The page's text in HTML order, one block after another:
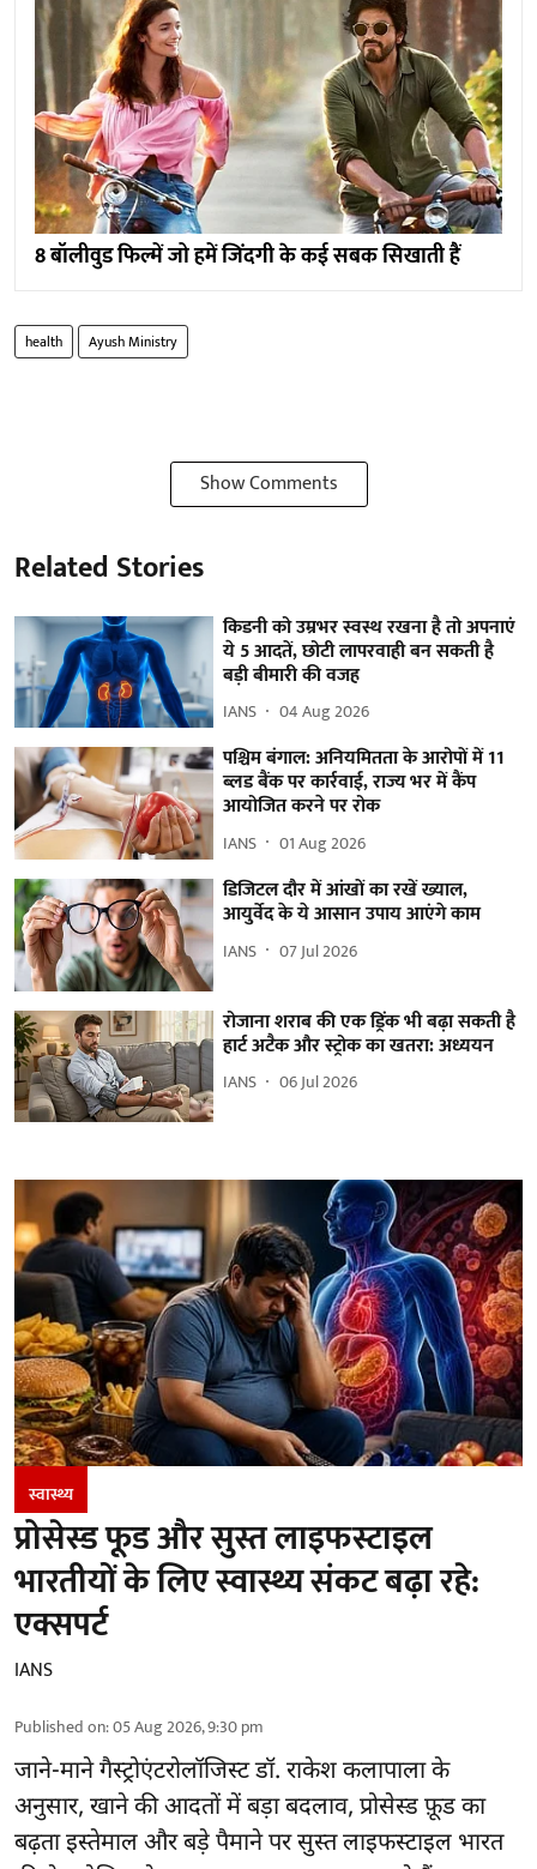
8 बॉलीवुड फिल्में जो हमें जिंदगी के कई सबक सिखाती हैं
health Ayush Ministry
Show Comments
Related Stories
किडनी को उम्रभर स्वस्थ रखना है तो अपनाएं
ये 5 आदतें, छोटी लापरवाही बन सकती है
बड़ी बीमारी की वजह
IANS 04 Aug 2026
पश्चिम बंगाल: अनियमितता के आरोपों में 11
ब्लड बैंक पर कार्रवाई, राज्य भर में कैंप
आयोजित करने पर रोक
IANS 01 Aug 2026
डिजिटल दौर में आंखों का रखें ख्याल,
आयुर्वेद के ये आसान उपाय आएंगे काम
IANS 07 Jul 2026
रोजाना शराब की एक ड्रिंक भी बढ़ा सकती है
हार्ट अटैक और स्ट्रोक का खतरा: अध्ययन
IANS 06 Jul 2026
स्वास्थ्य
प्रोसेस्ड फूड और सुस्त लाइफस्टाइल
भारतीयों के लिए स्वास्थ्य संकट बढ़ा रहे:
एक्सपर्ट
IANS
Published on:05 Aug 2026, 9:30 pm
जाने-माने गैस्ट्रोएंटरोलॉजिस्ट डॉ. राकेश कलापाला के
अनुसार, खाने की आदतोंमें बड़ा बदलाव, प्रोसेस्ड फ़ूड का
बढ़ता इस्तेमाल और बड़े पैमाने पर सुस्त लाइफस्टाइल भारत